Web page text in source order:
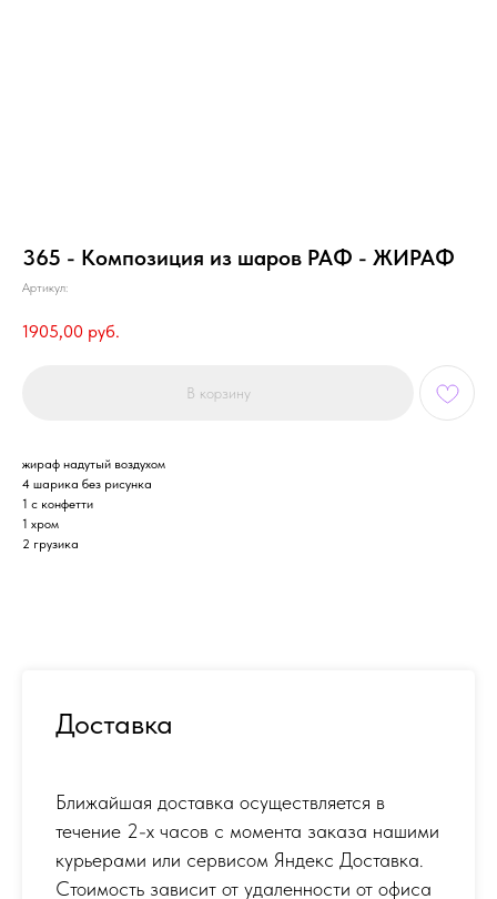
365 - Композиция из шаров РАФ - ЖИРАФ
Артикул:
1905,00 руб.
В корзину
жираф надутый воздухом
4 шарика без рисунка
1 с конфетти
1 хром
2 грузика
Доставка
Ближайшая доставка осуществляется в
течение 2-х часов с момента заказа нашими
курьерами или сервисом Яндекс Доставка.
Стоимость зависит от удаленности от офиса